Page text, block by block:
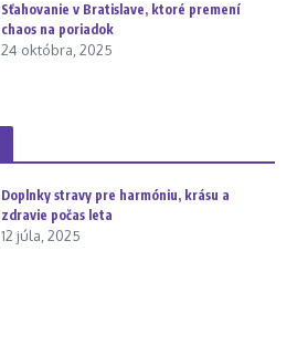
Sťahovanie v Bratislave, ktoré premení
chaos na poriadok
24 októbra, 2025
Doplnky stravy pre harmóniu, krásu a
zdravie počas leta
12 júla, 2025